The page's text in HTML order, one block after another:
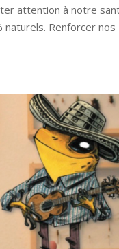
attention à notre
Renforcer nos